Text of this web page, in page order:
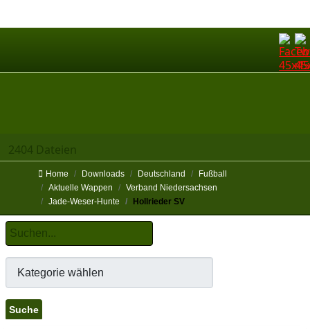
2404 Dateien
Home Downloads Deutschland
Fußball
Aktuelle Wappen
Verband Niedersachsen
Jade-Weser-Hunte
Hollrieder SV